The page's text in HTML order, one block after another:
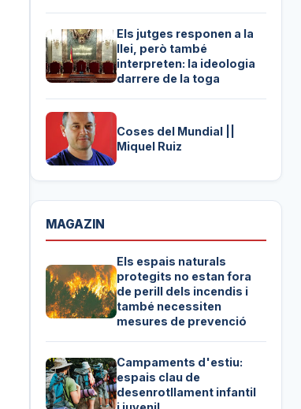
Els jutges responen a la
llei, però també
interpreten: la ideologia
darrere de la toga
Coses del Mundial ||
Miquel Ruiz
MAGAZIN
Els espais naturals
protegits no estan fora
de perill dels incendis i
també necessiten
mesures de prevenció
Campaments d'estiu:
espais clau de
desenrotllament infantil